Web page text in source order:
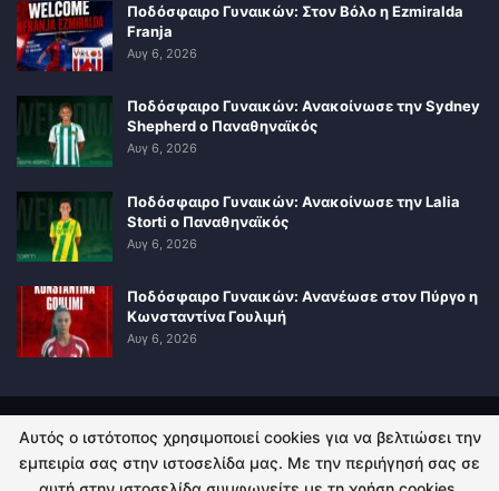
Ποδόσφαιρο Γυναικών: Στον Βόλο η Ezmiralda
Franja
Αυγ 6, 2026
Ποδόσφαιρο Γυναικών: Ανακοίνωσε την Sydney
Shepherd ο Παναθηναϊκός
Αυγ 6, 2026
Ποδόσφαιρο Γυναικών: Ανακοίνωσε την Lalia
Storti ο Παναθηναϊκός
Αυγ 6, 2026
Ποδόσφαιρο Γυναικών: Ανανέωσε στον Πύργο η
Κωνσταντίνα Γουλιμή
Αυγ 6, 2026
ΠΟΛΙΤΙΚΗ ΑΠΟΡΡΗΤΟΥ ΕΠΙΚΟΙΝΩΝΙΑ
Αυτός ο ιστότοπος χρησιμοποιεί cookies για να βελτιώσει την
εμπειρία σας στην ιστοσελίδα μας. Με την περιήγησή σας σε